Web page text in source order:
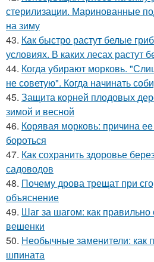
стерилизации. Маринованные
на зиму
43. Как быстро растут белые
условиях. В каких лесах растут
44. Когда убирают морковь.
не советую". Когда начинать
45. Защита корней плодовых
зимой и весной
46. Корявая морковь: причина
бороться
47. Как сохранить здоровье
садоводов
48. Почему дрова трещат при
объяснение
49. Шаг за шагом: как правильно
вешенки
50. Необычные заменители: как
шпината